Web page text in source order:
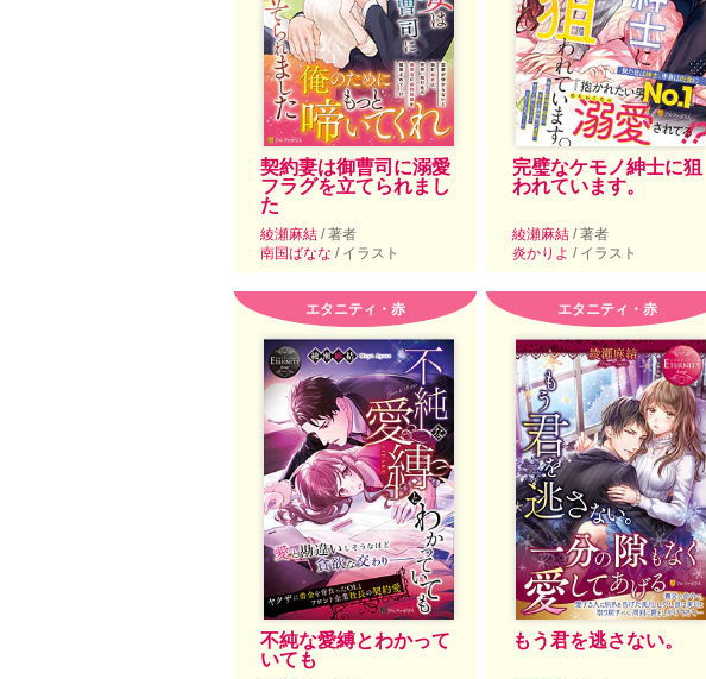
契約妻は御曹司に溺愛
フラグを立てられまし
た
綾瀬麻結 / 著者
南国ばなな / イラスト
完璧なケモノ紳士に狙
われています。
綾瀬麻結 / 著者
炎かりよ / イラスト
エタニティ・赤
不純な愛縛とわかって
いても
エタニティ・赤
もう君を逃さない。